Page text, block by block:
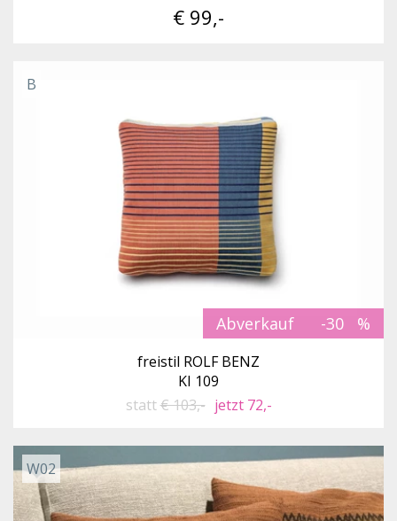
€ 99,-
Abverkauf -30
B
freistil ROLF BENZ
KI 109
statt€ 103,- jetzt 72,-
W02